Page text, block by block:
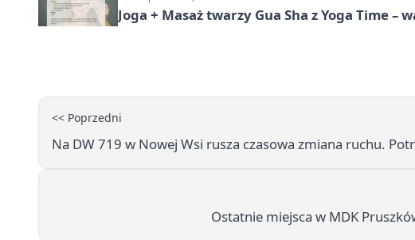
Joga + Masaż twarzy Gua Sha z Yoga Time –
<< Poprzedni
Na DW 719 w Nowej Wsi rusza czasowa zmiana ruchu.
Ostatnie miejsca w MDK